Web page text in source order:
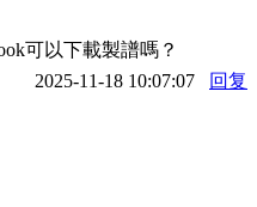
可以下載製譜嗎？
2025-11-18 10:07:07
回复